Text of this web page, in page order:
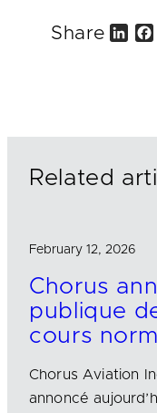
Share
Related
February 12, 2026
Chorus
publique
cours
Chorus Aviation
annoncé